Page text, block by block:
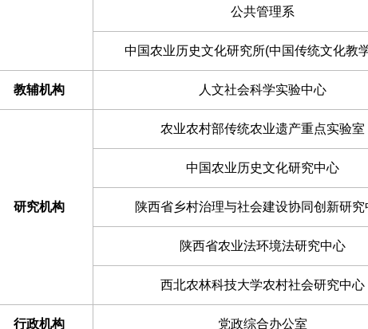
公共管理系
中国农业历史文化研究所(中国传统文化教
教辅机构 人文社会科学实验中心
研究机构
农业农村部传统农业遗产重点实验室
中国农业历史文化研究中心
陕西省乡村治理与社会建设协同创新研究
陕西省农业法环境法研究中心
西北农林科技大学农村社会研究中心
行政机构 党政综合办公室